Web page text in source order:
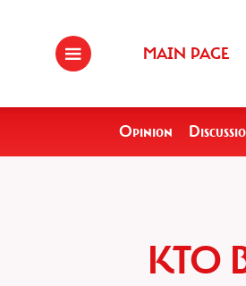
MAIN PAGE
Opinion
КТО